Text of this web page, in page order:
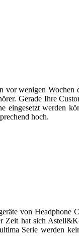
vor wenigen Wochen
Gerade Ihre
eingesetzt werden
hoch.
von Headphone
hat sich
Serie werden